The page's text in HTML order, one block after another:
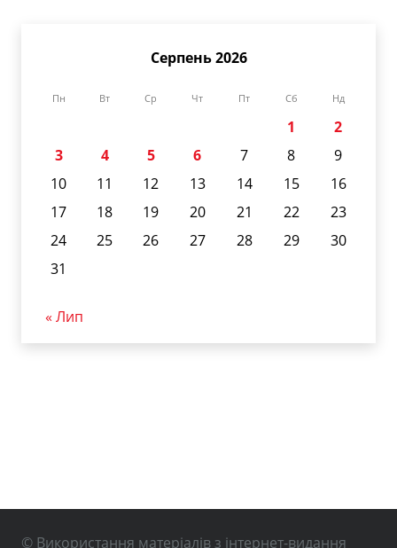
Серпень 2026
Пн Вт Ср Чт Пт Сб Нд
1
2
3
4 5 6 7 8
9
10
11 12 13 14 15
16
17
18 19 20 21 22
23
24
25 26 27 28 29
30
31
« Лип
© Використання матеріалів з інтернет-видання